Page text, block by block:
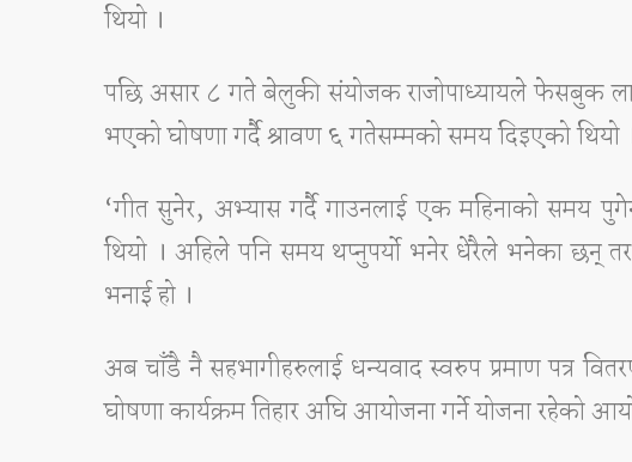
थियो ।
पछि असार ८ गते बेलुकी संयोजक राजोपाध्यायले फेसबुक
भएको घोषणा गर्दै श्रावण ६ गतेसम्मको समय दिइएको थियो
‘गीत सुनेर, अभ्यास गर्दै गाउनलाई एक महिनाको समय
थियो । अहिले पनि समय थप्नुपर्यो भनेर धेरैले भनेका छन्
भनाई हो ।
अब चाँडै नै सहभागीहरुलाई धन्यवाद स्वरुप प्रमाण पत्र
घोषणा कार्यक्रम तिहार अघि आयोजना गर्ने योजना रहेको